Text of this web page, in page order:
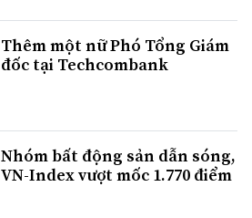
Thêm một nữ Phó Tổng Giám
đốc tại Techcombank
Nhóm bất động sản dẫn sóng,
VN-Index vượt mốc 1.770 điểm